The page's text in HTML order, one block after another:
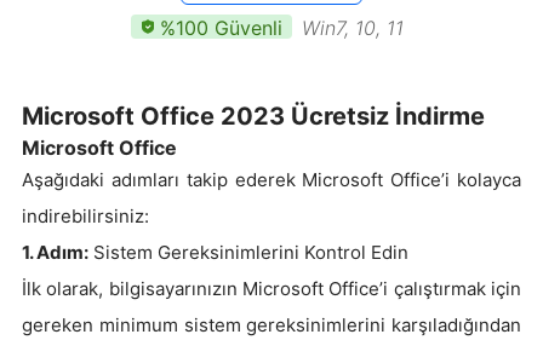
%100 Güvenli Win7, 10, 11
Microsoft Office 2023 Ücretsiz İndirme
Microsoft Office
Aşağıdaki adımları takip ederek Microsoft Office’i kolayca
indirebilirsiniz:
1. Adım: Sistem Gereksinimlerini Kontrol Edin
İlk olarak, bilgisayarınızın Microsoft Office’i çalıştırmak için
gereken minimum sistem gereksinimlerini karşıladığından